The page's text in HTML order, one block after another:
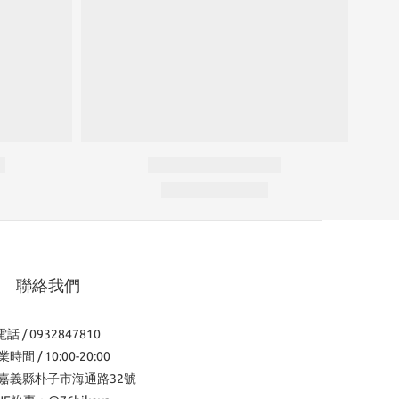
聯絡我們
話 / 0932847810
時間 / 10:00-20:00
義縣朴子市海通路32號